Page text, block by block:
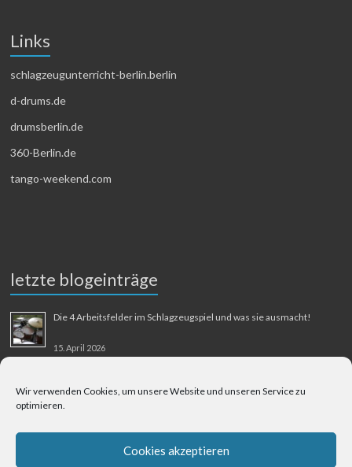
Wir verwenden Cookies, um unsere Website und unseren Service zu
optimieren.
Cookies akzeptieren
Links
schlagzeugunterricht-berlin.berlin
d-drums.de
drumsberlin.de
360-Berlin.de
tango-weekend.com
letzte blogeinträge
Die 4 Arbeitsfelder im Schlagzeugspiel und was sie ausmacht!
15. April 2026
31. August 2025
Berliner Flughafen Tegel – Berlin-Bangkok